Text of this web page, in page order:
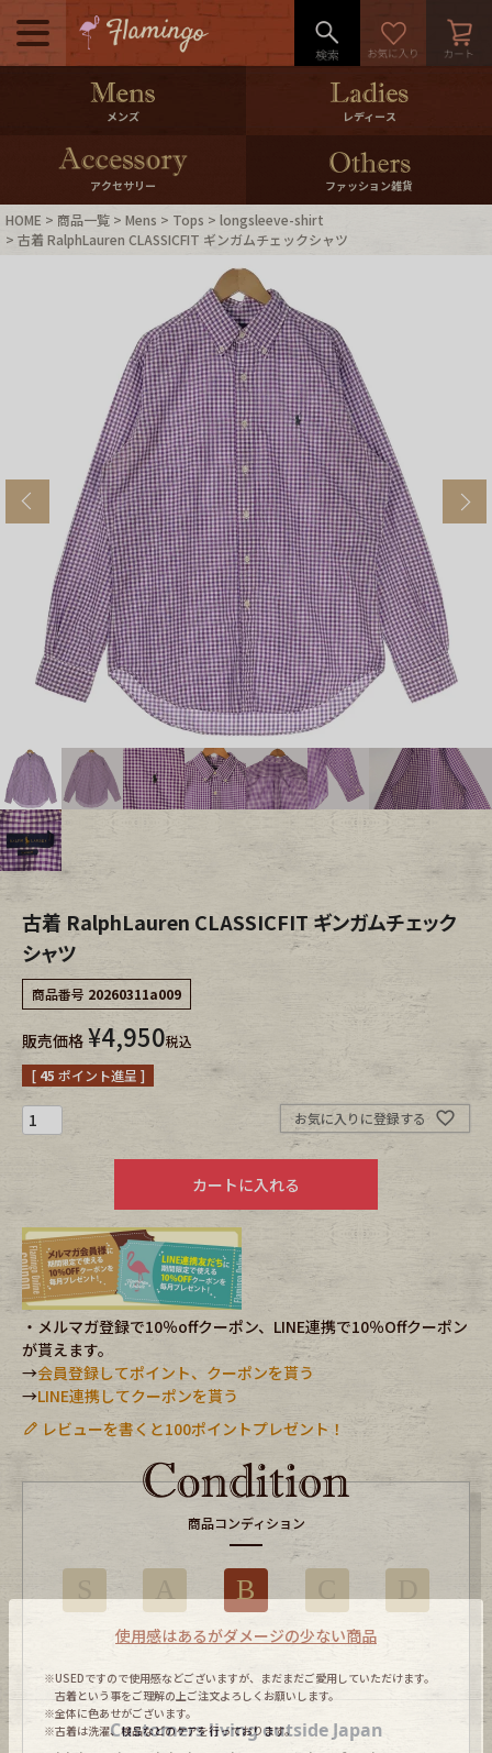
メニュー
500pt＆10％Offクーポンプレゼン
10％0ffクーポンプレゼント
ログイン・会員登録 LINE ID連携
マイページ
ご利用ガイド International Shipping
店舗紹介 特集一覧
ブランドから探す スタッフコーディネート
年代から探す 古着卸DOCK
メンズ商品カテゴリーから探す
Outer
Bottoms Fafatt
レディース商品カテゴリーから探す
Tops Bottoms
Outer
Fafatt
小物・アクセサリーから探す
Bag Stall・Scarf
Accessory Shoes
Belt antique goods
Keyring
メンズ レディース
アクセサリー ファッション雑貨
HOME 商品一覧 Mens Tops
longsleeve-shirt
古着 RalphLauren CLASSICFIT ギンガムチェックシャツ
古着 RalphLauren CLASSICFIT ギンガムチェック
シャツ
商品番号 20260311a009
販売価格 ¥4,950税込
[ 45 ポイント進呈 ]
お気に入りに登録する
カートに入れる
・メルマガ登録で10％offクーポン、LINE連携で10％Offクーポン
が貰えます。
→会員登録してポイント、クーポンを貰う
→LINE連携してクーポンを貰う
レビューを書くと100ポイントプレゼント！
商品コンディション
B
使用感はあるがダメージの少ない商品
※USEDですので使用感などございますが、まだまだご愛用していただけます。
古着という事をご理解の上ご注文よろしくお願いします。
※全体に色あせがございます。
※古着は洗濯、検品などのケアを行っております。